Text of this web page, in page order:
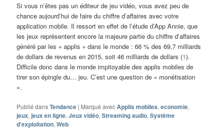
Si vous n’êtes pas un éditeur de jeu vidéo, vous avez peu de
chance aujourd’hui de faire du chiffre d’affaires avec votre
application mobile. Il ressort en effet de l’étude d’App Annie, que
les jeux représentent encore la majeure partie du chiffre d’affaires
généré par les « applis » dans le monde : 66 % des 69,7 milliards
de dollars de revenus en 2015, soit 46 milliards de dollars (1).
Difficile donc dans le monde impitoyable des applis mobiles de
tirer son épingle du… jeu. C’est une question de « monétisation
».
Publié dansTendance | Marqué avecApplis mobiles,economie,
jeux,jeux en ligne,Jeux vidéo,Streaming audio,Système
d'exploitation,Web